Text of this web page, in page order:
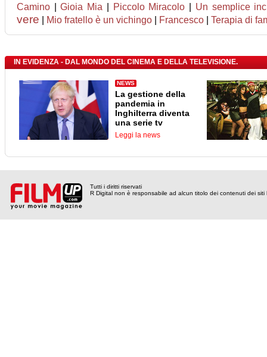
Camino |Gioia Mia Piccolo Miracolo Un semplice
vere Mio fratello è un vichingo Francesco Terapia di
IN EVIDENZA - DAL MONDO DEL CINEMA E DELLA TELEVISIONE.
NEWS
La gestione della
pandemia in
Inghilterra diventa
una serie tv
Leggi la news
Tutti i diritti riservati
R Digital non è responsabile ad alcun titolo dei contenuti dei siti